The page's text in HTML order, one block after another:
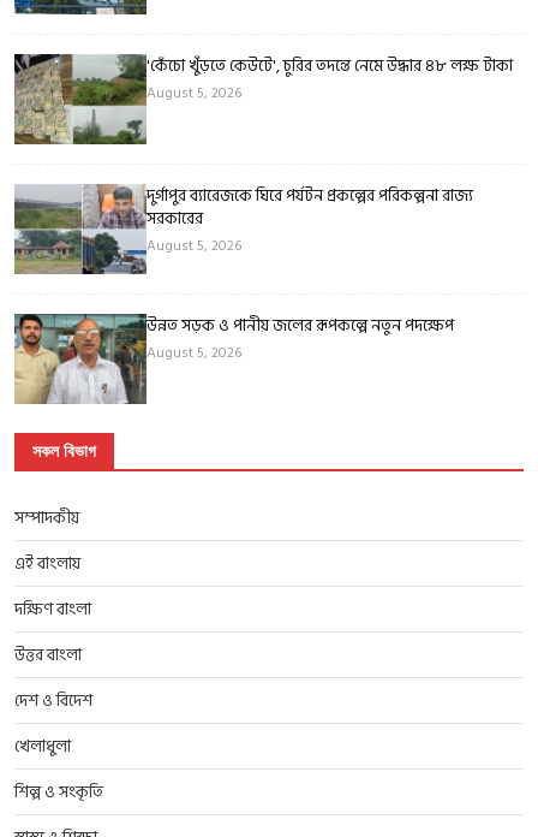
'কেঁচো খুঁড়তে কেউটে', চুরির তদন্তে নেমে উদ্ধার ৪৮ লক্ষ টাকা
August 5, 2026
দুর্গাপুর ব্যারেজকে ঘিরে পর্যটন প্রকল্পের পরিকল্পনা রাজ্য
সরকারের
August 5, 2026
উন্নত সড়ক ও পানীয় জলের রূপকল্পে নতুন পদক্ষেপ
August 5, 2026
সকল বিভাগ
সম্পাদকীয়
এই বাংলায়
দক্ষিণ বাংলা
উত্তর বাংলা
দেশ ও বিদেশ
খেলাধুলা
শিল্প ও সংকৃতি